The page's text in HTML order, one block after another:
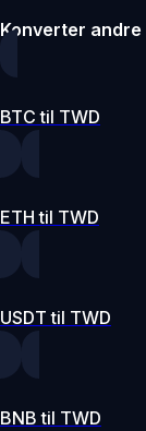
Konverter
BTC til TWD
ETH til TWD
USDT til TWD
BNB til TWD